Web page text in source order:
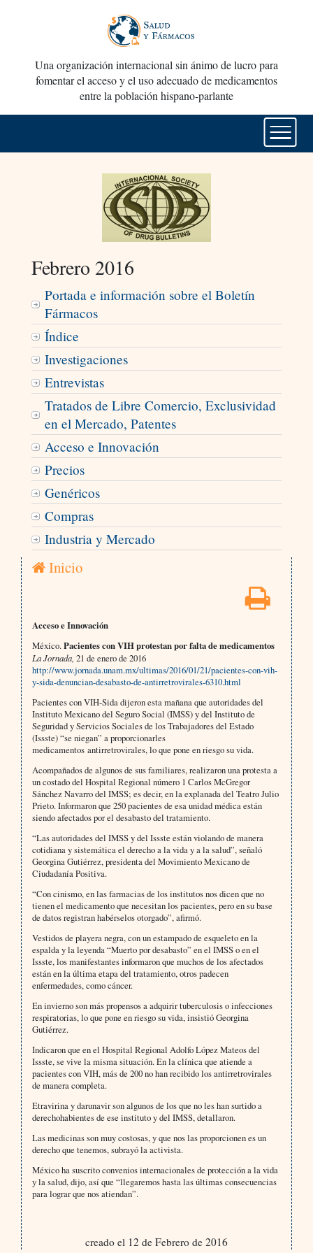
Una organización internacional sin ánimo de lucro para
fomentar el acceso y el uso adecuado de medicamentos
entre la población hispano-parlante
Febrero 2016
Portada e información sobre el Boletín
Fármacos
Índice
Investigaciones
Entrevistas
Tratados de Libre Comercio, Exclusividad
en el Mercado, Patentes
Acceso e Innovación
Precios
Genéricos
Compras
Industria y Mercado
Inicio
Acceso e Innovación
México.Pacientes con VIH protestan por falta de medicamentos
La Jornada, 21 de enero de 2016
http://www.jornada.unam.mx/ultimas/2016/01/21/pacientes-con-vih-
y-sida-denuncian-desabasto-de-antirretrovirales-6310.html
Pacientes con VIH-Sida dijeron esta mañana que autoridades del
Instituto Mexicano del Seguro Social (IMSS) y del Instituto de
Seguridad y Servicios Sociales de los Trabajadores del Estado
(Issste) “se niegan” a proporcionarles
medicamentos antirretrovirales, lo que pone en riesgo su vida.
Acompañados de algunos de sus familiares, realizaron una protesta a
un costado del Hospital Regional número 1 Carlos McGregor
Sánchez Navarro del IMSS; es decir, en la explanada del Teatro Julio
Prieto. Informaron que 250 pacientes de esa unidad médica están
siendo afectados por el desabasto del tratamiento.
“Las autoridades del IMSS y del Issste están violando de manera
cotidiana y sistemática el derecho a la vida y a la salud”, señaló
Georgina Gutiérrez, presidenta del Movimiento Mexicano de
Ciudadanía Positiva.
“Con cinismo, en las farmacias de los institutos nos dicen que no
tienen el medicamento que necesitan los pacientes, pero en su base
de datos registran habérselos otorgado”, afirmó.
Vestidos de playera negra, con un estampado de esqueleto en la
espalda y la leyenda “Muerto por desabasto” en el IMSS o en el
Issste, los manifestantes informaron que muchos de los afectados
están en la última etapa del tratamiento, otros padecen
enfermedades, como cáncer.
En invierno son más propensos a adquirir tuberculosis o infecciones
respiratorias, lo que pone en riesgo su vida, insistió Georgina
Gutiérrez.
Indicaron que en el Hospital Regional Adolfo López Mateos del
Issste, se vive la misma situación. En la clínica que atiende a
pacientes con VIH, más de 200 no han recibido los antirretrovirales
de manera completa.
Etravirina y darunavir son algunos de los que no les han surtido a
derechohabientes de ese instituto y del IMSS, detallaron.
Las medicinas son muy costosas, y que nos las proporcionen es un
derecho que tenemos, subrayó la activista.
México ha suscrito convenios internacionales de protección a la vida
y la salud, dijo, así que “llegaremos hasta las últimas consecuencias
para lograr que nos atiendan”.
creado el 12 de Febrero de 2016